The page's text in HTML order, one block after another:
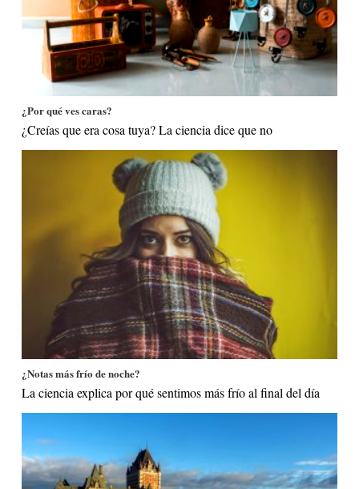
¿Por qué ves caras?
¿Creías que era cosa tuya? La ciencia dice que no
¿Notas más frío de noche?
La ciencia explica por qué sentimos más frío al final del día